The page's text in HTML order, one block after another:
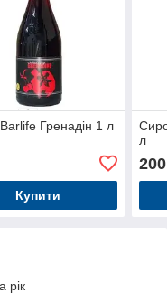
Гренадін 1 л
Купити
л
200
рік